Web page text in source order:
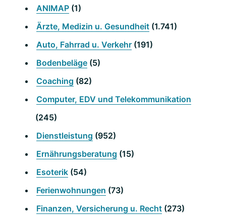
ANIMAP (1)
Ärzte, Medizin u. Gesundheit (1.741)
Auto, Fahrrad u. Verkehr (191)
Bodenbeläge (5)
Coaching (82)
Computer, EDV und Telekommunikation
(245)
Dienstleistung (952)
Ernährungsberatung (15)
Esoterik (54)
Ferienwohnungen (73)
Finanzen, Versicherung u. Recht (273)